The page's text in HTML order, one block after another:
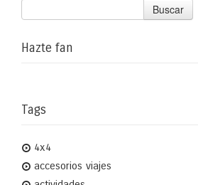
Buscar
Hazte fan
Tags
4x4
accesorios viajes